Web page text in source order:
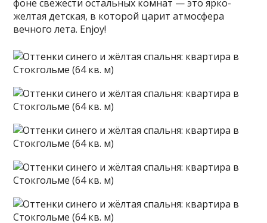
фоне свежести остальных комнат — это ярко-
желтая детская, в которой царит атмосфера
вечного лета. Enjoy!